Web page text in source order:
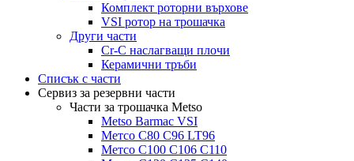
Комплект роторни върхове
VSI ротор на трошачка
Други части
Cr-C наслагващи плочи
Керамични тръби
Списък с части
Сервиз за резервни части
Части за трошачка Metso
Metso Barmac VSI
Метсо C80 C96 LT96
Метсо C100 C106 C110